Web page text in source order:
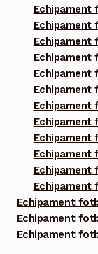
Echipament
Echipament
Echipament
Echipament
Echipament
Echipament
Echipament
Echipament
Echipament
Echipament
Echipament
Echipament
Echipament
Echipament
Echipament